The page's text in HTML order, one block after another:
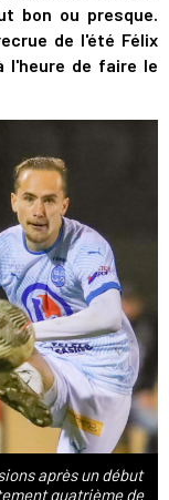
bon ou presque.
de l'été Félix
l'heure de faire le
après un début
quatrième de